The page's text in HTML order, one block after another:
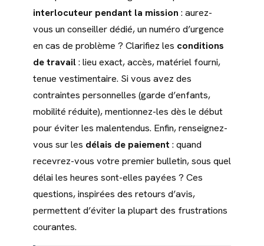
interlocuteur pendant la mission : aurez-
vous un conseiller dédié, un numéro d’urgence
en cas de problème ? Clarifiez les conditions
de travail: lieu exact, accès, matériel fourni,
tenue vestimentaire. Si vous avez des
contraintes personnelles (garde d’enfants,
mobilité réduite), mentionnez-les dès le début
pour éviter les malentendus. Enfin, renseignez-
vous sur les délais de paiement : quand
recevrez-vous votre premier bulletin, sous quel
délai les heures sont-elles payées ? Ces
questions, inspirées des retours d’avis,
permettent d’éviter la plupart des frustrations
courantes.